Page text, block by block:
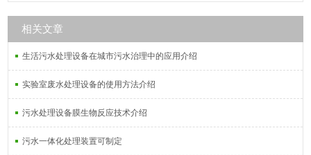
相关文章
生活污水处理设备在城市污水治理中的应用介绍
实验室废水处理设备的使用方法介绍
污水处理设备膜生物反应技术介绍
污水一体化处理装置可制定